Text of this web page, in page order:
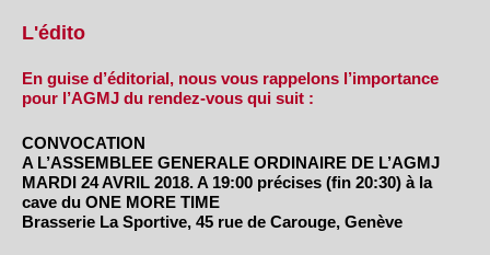
L'édito
En guise d’éditorial, nous vous rappelons l’importance
pour l’AGMJ du rendez-vous qui suit :
CONVOCATION
A L’ASSEMBLEE GENERALE ORDINAIRE DE L’AGMJ
MARDI 24 AVRIL 2018. A 19:00 précises (fin 20:30) à la
cave du ONE MORE TIME
Brasserie La Sportive, 45 rue de Carouge, Genève